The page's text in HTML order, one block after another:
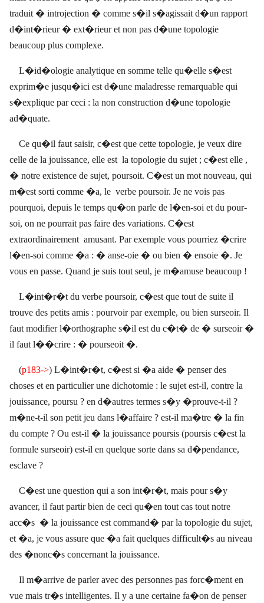
traduit � introjection � comme s�il s�agissait d�un rapport
d�int�rieur � ext�rieur et non pas d�une topologie
beaucoup plus complexe.
L�id�ologie analytique en somme telle qu�elle s�est
exprim�e jusqu�ici est d�une maladresse remarquable qui
s�explique par ceci : la non construction d�une topologie
ad�quate.
Ce qu�il faut saisir, c�est que cette topologie, je veux dire
celle de la jouissance, elle est la topologie du sujet ; c�est elle ,
� notre existence de sujet, poursoit. C�est un mot nouveau, qui
m�est sorti comme �a, le verbe poursoir. Je ne vois pas
pourquoi, depuis le temps qu�on parle de l�en-soi et du pour-
soi, on ne pourrait pas faire des variations. C�est
extraordinairement amusant. Par exemple vous pourriez �crire
l�en-soi comme �a : � anse-oie � ou bien � ensoie �. Je
vous en passe. Quand je suis tout seul, je m�amuse beaucoup !
L�int�r�t du verbe poursoir, c�est que tout de suite il
trouve des petits amis : pourvoir par exemple, ou bien surseoir. Il
faut modifier l�orthographe s�il est du c�t� de � surseoir �
il faut l��crire : � pourseoit �.
(p183->) L�int�r�t, c�est si �a aide � penser des
choses et en particulier une dichotomie : le sujet est-il, contre la
jouissance, poursu ? en d�autres termes s�y �prouve-t-il ?
m�ne-t-il son petit jeu dans l�affaire ? est-il ma�tre � la fin
du compte ? Ou est-il � la jouissance poursis (poursis c�est la
formule surseoir) est-il en quelque sorte dans sa d�pendance,
esclave ?
C�est une question qui a son int�r�t, mais pour s�y
avancer, il faut partir bien de ceci qu�en tout cas tout notre
acc�s � la jouissance est command� par la topologie du sujet,
et �a, je vous assure que �a fait quelques difficult�s au niveau
des �nonc�s concernant la jouissance.
Il m�arrive de parler avec des personnes pas forc�ment en
vue mais tr�s intelligentes. Il y a une certaine fa�on de penser